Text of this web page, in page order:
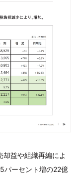
益や組織再編によ
パーセント増の22億